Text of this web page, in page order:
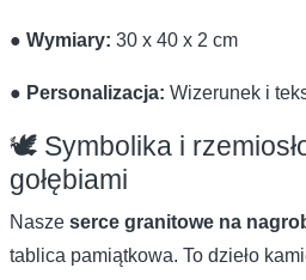
● Wymiary: 30 x 40 x 2 cm
● Personalizacja: Wizerunek i
🕊️ Symbolika i
gołębiami
Nasze serce granitowe na
tablica pamiątkowa. To dzieło